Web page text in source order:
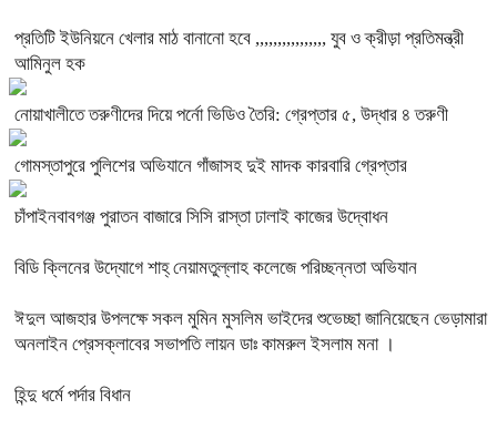
প্রতিটি ইউনিয়নে খেলার মাঠ বানানো হবে ,,,,,,,,,,,,,,,, যুব ও ক্রীড়া প্রতিমন্ত্রী
আমিনুল হক
নোয়াখালীতে তরুণীদের দিয়ে পর্নো ভিডিও তৈরি: গ্রেপ্তার ৫, উদ্ধার ৪ তরুণী
গোমস্তাপুরে পুলিশের অভিযানে গাঁজাসহ দুই মাদক কারবারি গ্রেপ্তার
চাঁপাইনবাবগঞ্জ পুরাতন বাজারে সিসি রাস্তা ঢালাই কাজের উদ্বোধন
বিডি ক্লিনের উদ্যোগে শাহ্ নেয়ামতুল্লাহ কলেজে পরিচ্ছন্নতা অভিযান
ঈদুল আজহার উপলক্ষে সকল মুমিন মুসলিম ভাইদের শুভেচ্ছা জানিয়েছেন ভেড়ামারা
অনলাইন প্রেসক্লাবের সভাপতি লায়ন ডাঃ কামরুল ইসলাম মনা ।
হিন্দু ধর্মে পর্দার বিধান